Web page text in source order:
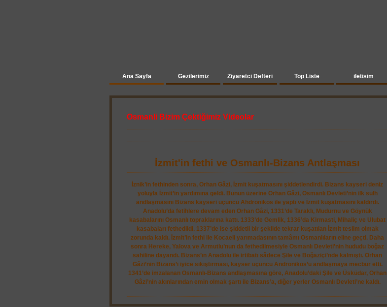
Ana Sayfa Gezilerimiz Ziyaretci Defteri Top Liste iletisim
Osmanli Bizim Çektiğimiz Videolar
İzmit'in fethi ve Osmanlı-Bizans Antlaşması
İznik’in fethinden sonra, Orhan Gâzi, İzmit kuşatmasını şiddetlendirdi. Bizans kayseri deniz
yoluyla İzmit’in yardımına geldi. Bunun üzerine Orhan Gâzi, Osmanlı Devleti’nin ilk sulh
andlaşmasını Bizans kayseri üçüncü Ahdronikos ile yaptı ve İzmit kuşatmasını kaldırdı.
Anadolu’da fetihlere devam eden Orhan Gâzi, 1331’de Taraklı, Mudurnu ve Göynük
kasabalarını Osmanlı topraklarına kattı. 1333’de Gemlik, 1336’da Kirmasti, Mihaliç ve Ulubat
kasabaları fethedildi. 1337’de ise şiddetli bir şekilde tekrar kuşatılan İzmit teslim olmak
zorunda kaldı. İzmit’in fethi ile Kocaeli yarımadasının tamâmı Osmanlıların eline geçti. Daha
sonra Hereke, Yalova ve Armutlu’nun da fethedilmesiyle Osmanlı Devleti’nin hududu boğaz
sahiline dayandı. Bizans’ın Anadolu ile irtibatı sâdece Şile ve Boğaziçi’nde kalmıştı. Orhan
Gâzi’nin Bizans’ı iyice sıkıştırması, kayser üçüncü Andronikos’u andlaşmaya mecbur etti.
1341’de imzalanan Osmanlı-Bizans andlaşmasına göre, Anadolu’daki Şile ve Üsküdar, Orhan
Gâzi’nin akınlarından emin olmak şartı ile Bizans’a, diğer yerler Osmanlı Devleti’ne kaldı.